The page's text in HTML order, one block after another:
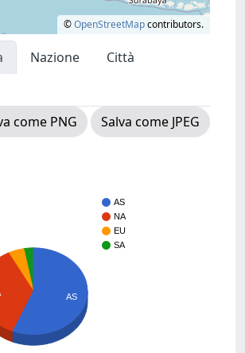
©OpenStreetMapcontributors.
Nazione
Città
come PNG
Salva come JPEG
AS
NA
EU
SA
AS